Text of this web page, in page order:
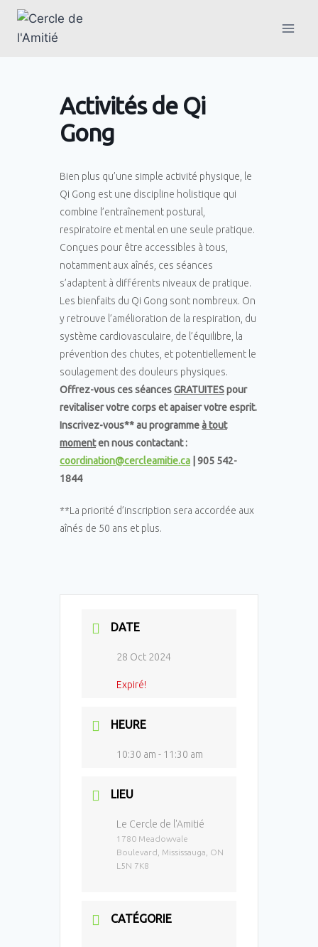
Activités de Qi
Gong
Bien plus qu’une simple activité physique, le
Qi Gong est une discipline holistique qui
combine l’entraînement postural,
respiratoire et mental en une seule pratique.
Conçues pour être accessibles à tous,
notamment aux aînés, ces séances
s’adaptent à différents niveaux de pratique.
Les bienfaits du Qi Gong sont nombreux. On
y retrouve l’amélioration de la respiration, du
système cardiovasculaire, de l’équilibre, la
prévention des chutes, et potentiellement le
soulagement des douleurs physiques.
Offrez-vous ces séancesGRATUITESpour
revitaliser votre corps et apaiser votre esprit.
Inscrivez-vous** au programmeà tout
momenten nous contactant :
coordination@cercleamitie.ca | 905 542-
1844
**La priorité d’inscription sera accordée aux
aînés de 50 ans et plus.
DATE
28 Oct 2024
Expiré!
HEURE
10:30 am - 11:30 am
LIEU
Le Cercle de l'Amitié
1780 Meadowvale
Boulevard, Mississauga, ON
L5N 7K8
CATÉGORIE